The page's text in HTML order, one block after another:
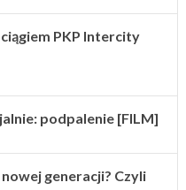
PKP Intercity
podpalenie [FILM]
generacji? Czyli